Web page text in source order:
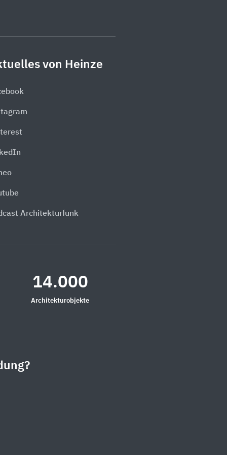
von Heinze
Architekturfunk
14.000
Architekturobjekte